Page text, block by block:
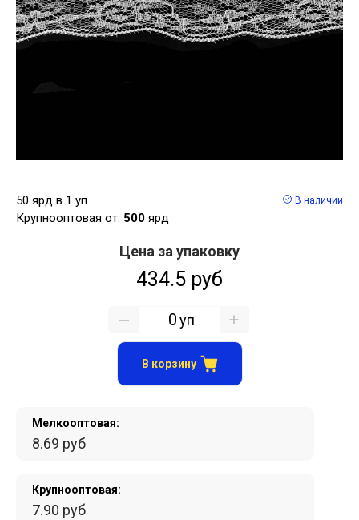
50 ярд в 1 уп
Крупнооптовая от: 500 ярд
В наличии
Мелкооптовая:
8.69 руб
Крупнооптовая:
7.90 руб
Цена за упаковку
434.5 руб
уп
В корзину